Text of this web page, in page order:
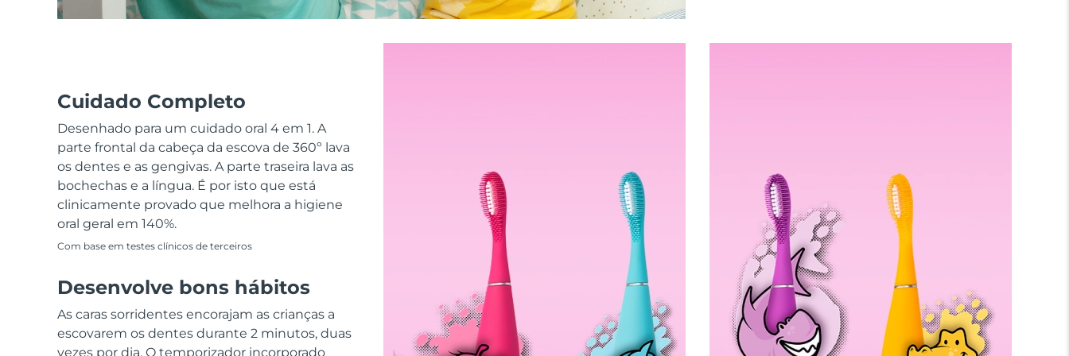
Cuidado Completo
Desenhado para um cuidado oral 4 em 1. A
parte frontal da cabeça da escova de 360º lava
os dentes e as gengivas. A parte traseira lava as
bochechas e a língua. É por isto que está
clinicamente provado que melhora a higiene
oral geral em 140%.
Com base em testes clínicos de terceiros
Desenvolve bons hábitos
As caras sorridentes encorajam as crianças a
escovarem os dentes durante 2 minutos, duas
vezes por dia. O temporizador incorporado
Cuidados de pele FAQ™
FAQ™ produtos
All anti-aging treatments
Cuidados de pele FAQ™
FAQ™ produtos
All LED treatments
FAQ™ products
All toning treatments
Remoção de pelos
PEACH™ 2
IPL hair removal
PEACH™ 2 go
Travel-friendly IPL hair removal
Cooling IPL hair removal gel
Cuidado corporal
LUNA™ 4 body
Massaging body brush
Sérum SUPERCHARGED™
Firming body serum
Tratamento da acne
ESPADA™ 2 plus
Recurring acne LED therapy
ESPADA™ 2
Acne treatment device
ESPADA™ Blemish Solution
Cuidados com os
olhos
BEAR™ 2 eyes & lips
Microcurrent line smoothing device
IRIS™ 2
Rejuvenating eye massager
Cuidado de olhos
Cuidado dos poros
KIWI™ derma
Diamond microdermabrasion .
Blackhead remover
Cuidado capilar
LUNA™ 4 hair
2-in-1 LED scalp massager
FLIP™ play advanced
LED light hairbrush
dentário
issa™ Teeth Whitening Set
Dual LED + sonic device & 18% PAP gel
MAIS